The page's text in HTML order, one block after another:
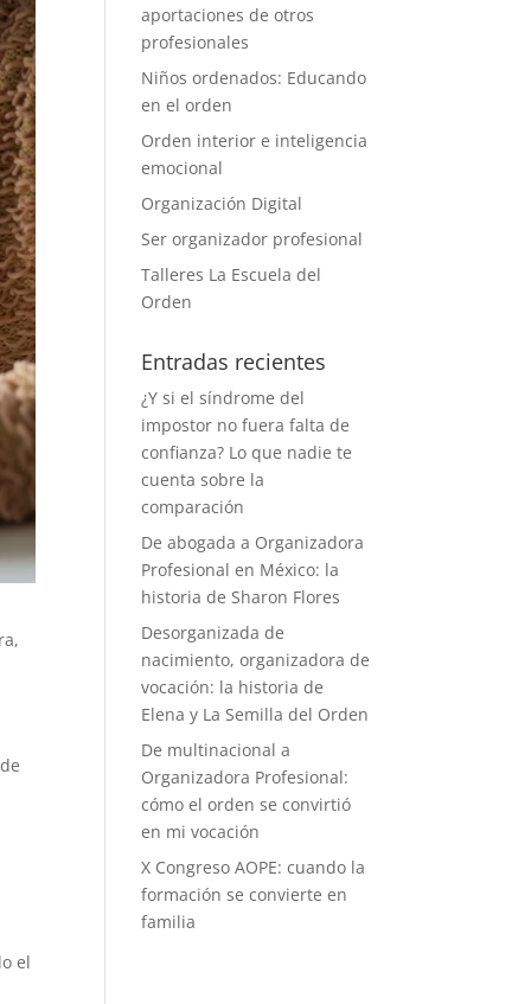
el
aportaciones de otros
profesionales
Niños ordenados: Educando
en el orden
Orden interior e inteligencia
emocional
Organización Digital
Ser organizador profesional
Talleres La Escuela del
Orden
Entradas recientes
¿Y si el síndrome del
impostor no fuera falta de
confianza? Lo que nadie te
cuenta sobre la
comparación
De abogada a Organizadora
Profesional en México: la
historia de Sharon Flores
Desorganizada de
nacimiento, organizadora de
vocación: la historia de
Elena y La Semilla del Orden
De multinacional a
Organizadora Profesional:
cómo el orden se convirtió
en mi vocación
X Congreso AOPE: cuando la
formación se convierte en
familia